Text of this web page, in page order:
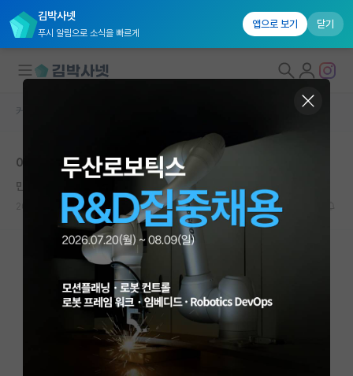
김박사넷
푸시 알림으로 소식을 빠르게
앱으로 보기 닫기
국내대학원 정보
연구실&오픈랩
커뮤니티
커뮤니티 홈
전체글보기
베스트 게시판
IF 명예의전당
커뮤니티 홈
어느 대학원에 가는게 맞을까요?
만만한 척척박사
2024.08.06 18 3550